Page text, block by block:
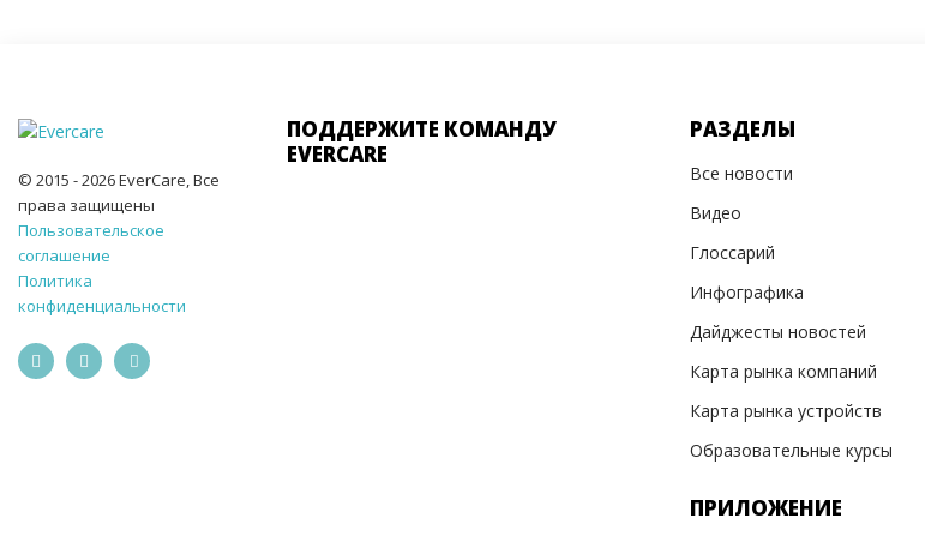
© 2015 - 2026 EverCare, Все
права защищены
Пользовательское
соглашение
Политика
конфиденциальности
ПОДДЕРЖИТЕ КОМАНДУ
EVERCARE
РАЗДЕЛЫ
Все новости
Видео
Глоссарий
Инфографика
Дайджесты новостей
Карта рынка компаний
Карта рынка устройств
Образовательные курсы
ПРИЛОЖЕНИЕ